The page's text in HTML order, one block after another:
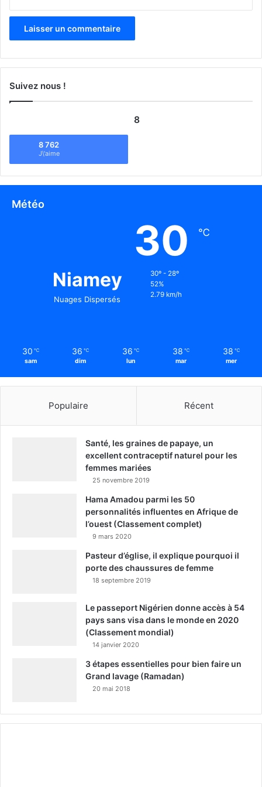
Suivez nous !
8
8 762
J\'aime
Météo
Niamey
Nuages Dispersés
30 ℃
30º - 28º
52%
2.79 km/h
30 ℃
sam
36 ℃
dim
36 ℃
lun
38 ℃
mar
38 ℃
mer
Populaire Récent
Santé, les graines de papaye, un
excellent contraceptif naturel pour les
femmes mariées
25 novembre 2019
Hama Amadou parmi les 50
personnalités influentes en Afrique de
l’ouest (Classement complet)
9 mars 2020
Pasteur d’église, il explique pourquoi il
porte des chaussures de femme
18 septembre 2019
Le passeport Nigérien donne accès à 54
pays sans visa dans le monde en 2020
(Classement mondial)
14 janvier 2020
3 étapes essentielles pour bien faire un
Grand lavage (Ramadan)
20 mai 2018